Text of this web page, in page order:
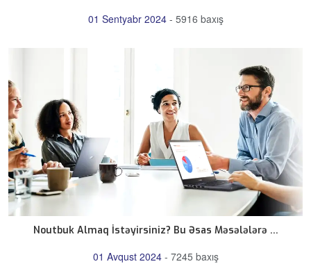
01 Sentyabr 2024- 5916 baxış
Noutbuk Almaq İstəyirsiniz? Bu Əsas Məsələlərə ...
01 Avqust 2024- 7245 baxış